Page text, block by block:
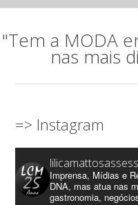
"Tem a MODA
nas mais
=> Instagram
Imprensa, Mídias e
DNA, mas atua nas
gastronomia,